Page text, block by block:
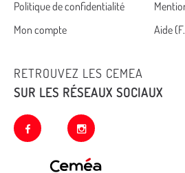
footer
Politique de confidentialité
Mon compte
Aide
RETROUVEZ LES CEMEA
SUR LES RÉSEAUX SOCIAUX
facebook instagram